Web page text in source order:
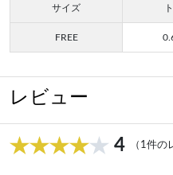
サイズ
FREE
レビュー
4 （1件の